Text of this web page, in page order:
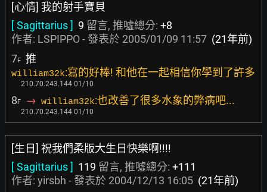
[心情] 我的射手寶貝
[ Sagittarius ] 9 留言, 推噓總分: +8
作者: LSPIPPO- 發表於 2005/01/09 11:57 (21年前)
7F 推
william32k:寫的好棒! 和他在一起相信你學到了許多
210.70.243.144 01/10
8F → william32k:也改善了很多水象的弊病吧...
210.70.243.144 01/10
[生日] 祝我們柔版大生日快樂啊!!!!
[ Sagittarius ] 119 留言, 推噓總分: +111
作者: yirsbh - 發表於 2004/12/13 16:05 (21年前)